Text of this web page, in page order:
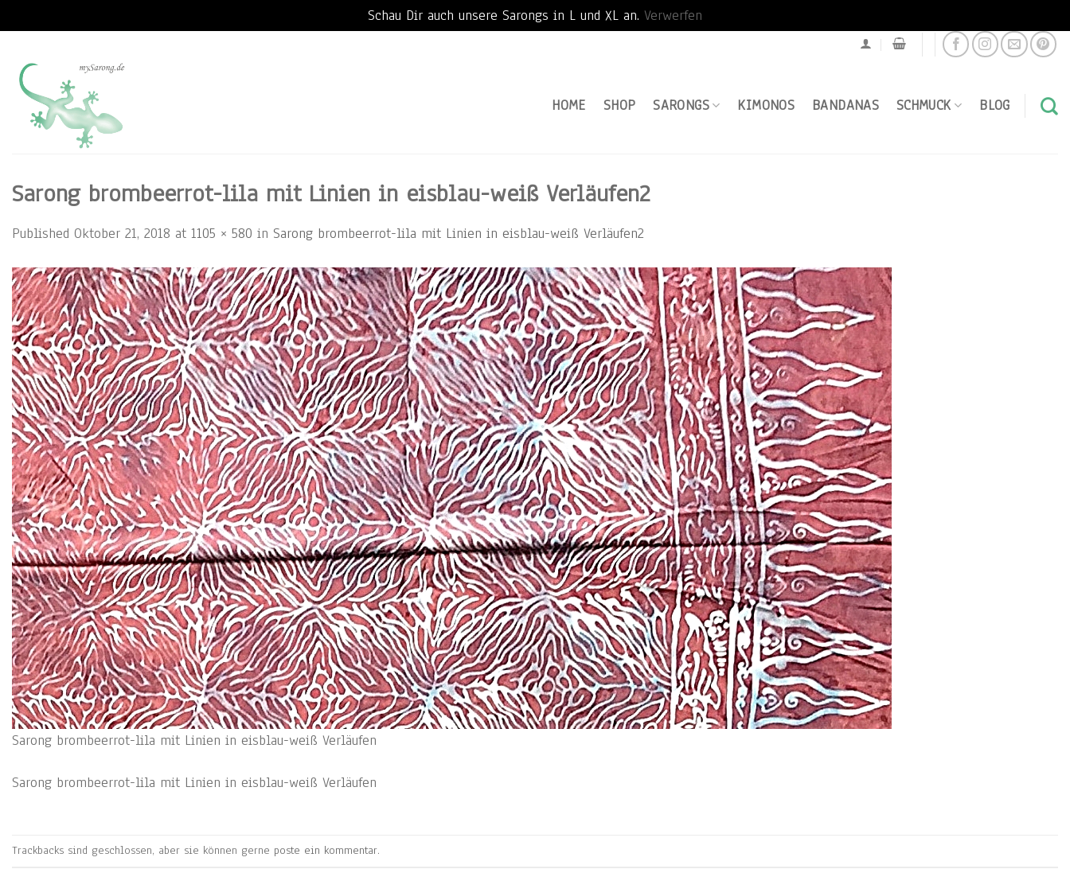
Schau Dir auch unsere Sarongs in L und XL an. Verwerfen
content
HOME
SHOP SARONGS KIMONOS BANDANAS SCHMUCK BLOG
Sarong brombeerrot-lila mit Linien in eisblau-weiß Verläufen2
Published Oktober 21, 2018 at 1105 × 580 in Sarong brombeerrot-lila mit Linien in eisblau-weiß Verläufen2
Sarong brombeerrot-lila mit Linien in eisblau-weiß Verläufen
Sarong brombeerrot-lila mit Linien in eisblau-weiß Verläufen
Trackbacks sind geschlossen, aber sie können gerne poste ein kommentar.